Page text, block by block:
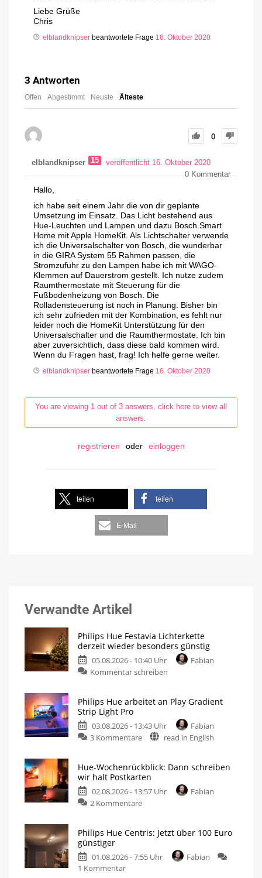
Liebe Grüße
Chris
elblandknipser beantwortete Frage 16. Oktober 2020
3 Antworten
Offen Abgestimmt Neuste Älteste
0
elblandknipser 15
veröffentlicht 16. Oktober 2020
0Kommentar
Hallo,
ich habe seit einem Jahr die von dir geplante
Umsetzung im Einsatz. Das Licht bestehend aus
Hue-Leuchten und Lampen und dazu Bosch Smart
Home mit Apple HomeKit. Als Lichtschalter verwende
ich die Universalschalter von Bosch, die wunderbar
in die GIRA System 55 Rahmen passen, die
Stromzufuhr zu den Lampen habe ich mit WAGO-
Klemmen auf Dauerstrom gestellt. Ich nutze zudem
Raumthermostate mit Steuerung für die
Fußbodenheizung von Bosch. Die
Rolladensteuerung ist noch in Planung. Bisher bin
ich sehr zufrieden mit der Kombination, es fehlt nur
leider noch die HomeKit Unterstützung für den
Universalschalter und die Raumthermostate. Ich bin
aber zuversichtlich, dass diese bald kommen wird.
Wenn du Fragen hast, frag! Ich helfe gerne weiter.
elblandknipser beantwortete Frage 16. Oktober 2020
You are viewing 1 out of 3 answers, click here to view all
answers.
registrieren oder einloggen
teilen teilen
E-Mail
Verwandte Artikel
Philips Hue Festavia Lichterkette
derzeit wieder besonders günstig
05.08.2026 - 10:40 Uhr
Fabian
Kommentar schreiben
Philips Hue arbeitet an Play Gradient
Strip Light Pro
03.08.2026 - 13:43 Uhr
Fabian
3 Kommentare
read in English
Hue-Wochenrückblick: Dann schreiben
wir halt Postkarten
02.08.2026 - 13:57 Uhr
Fabian
2 Kommentare
Philips Hue Centris: Jetzt über 100 Euro
günstiger
01.08.2026 - 7:55 Uhr
Fabian
1 Kommentar